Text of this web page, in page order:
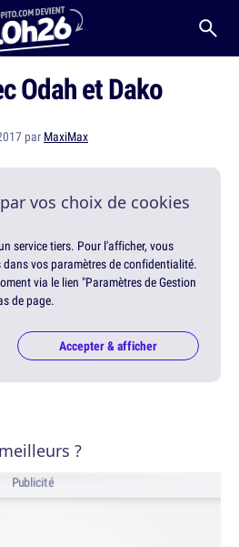
Odah et Dako
par MaxiMax
vos choix de cookies
service tiers. Pour l'afficher, vous
dans vos paramètres de confidentialité.
via le lien "Paramètres de Gestion
de page.
Accepter & afficher
?
Publicité